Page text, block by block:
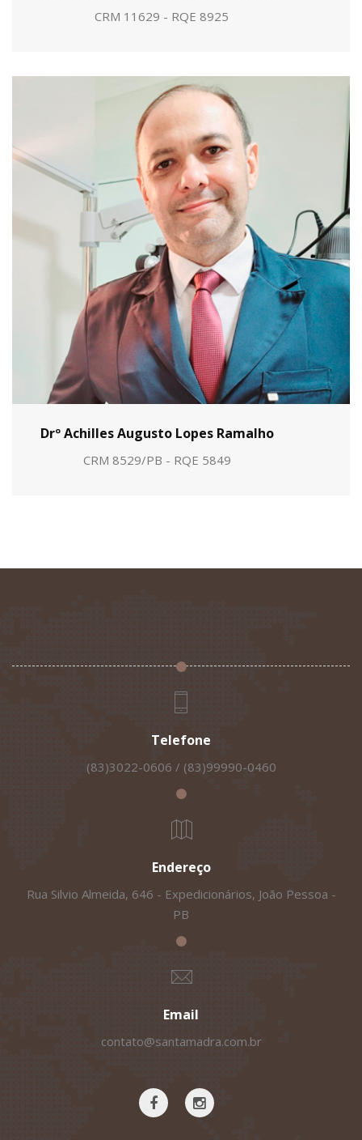
CRM 11629 - RQE 8925
Drº Achilles Augusto Lopes Ramalho
CRM 8529/PB - RQE 5849
Telefone
(83)3022-0606 / (83)99990-0460
Endereço
Rua Silvio Almeida, 646 - Expedicionários, João Pessoa -
PB
Email
contato@santamadra.com.br